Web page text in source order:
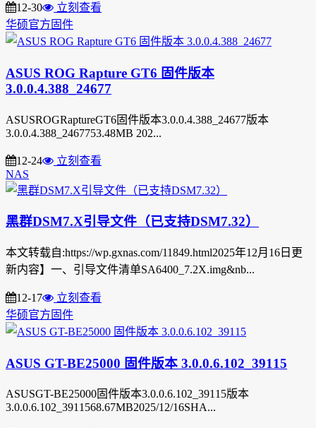
12-30
立刻查看
华硕官方固件
ASUS ROG Rapture GT6 固件版本
3.0.0.4.388_24677
ASUSROGRaptureGT6固件版本3.0.0.4.388_24677版本
3.0.0.4.388_2467753.48MB 202...
12-24
立刻查看
NAS
黑群DSM7.X引导文件（已支持DSM7.32）
本文转载自:https://wp.gxnas.com/11849.html2025年12月16日更
新内容】一、引导文件清单SA6400_7.2X.img&nb...
12-17
立刻查看
华硕官方固件
ASUS GT-BE25000 固件版本 3.0.0.6.102_39115
ASUSGT-BE25000固件版本3.0.0.6.102_39115版本
3.0.0.6.102_3911568.67MB2025/12/16SHA...